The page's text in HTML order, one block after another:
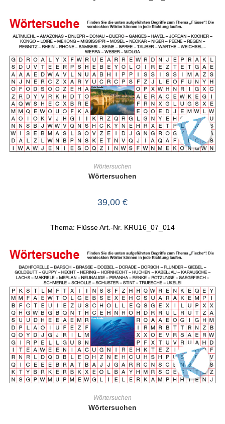
Wörtersuchen
Wörtersuchen
39,00 €
Thema: Flüsse Art.-Nr. KRU16_07_014
Wörtersuchen
Wörtersuchen